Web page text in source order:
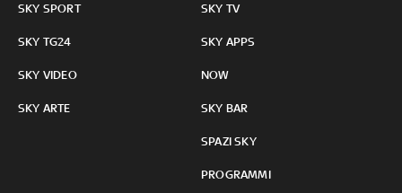
SKY SPORT
SKY TG24
SKY VIDEO
SKY ARTE
SKY TV
SKY APPS
NOW
SKY BAR
SPAZI SKY
PROGRAMMI